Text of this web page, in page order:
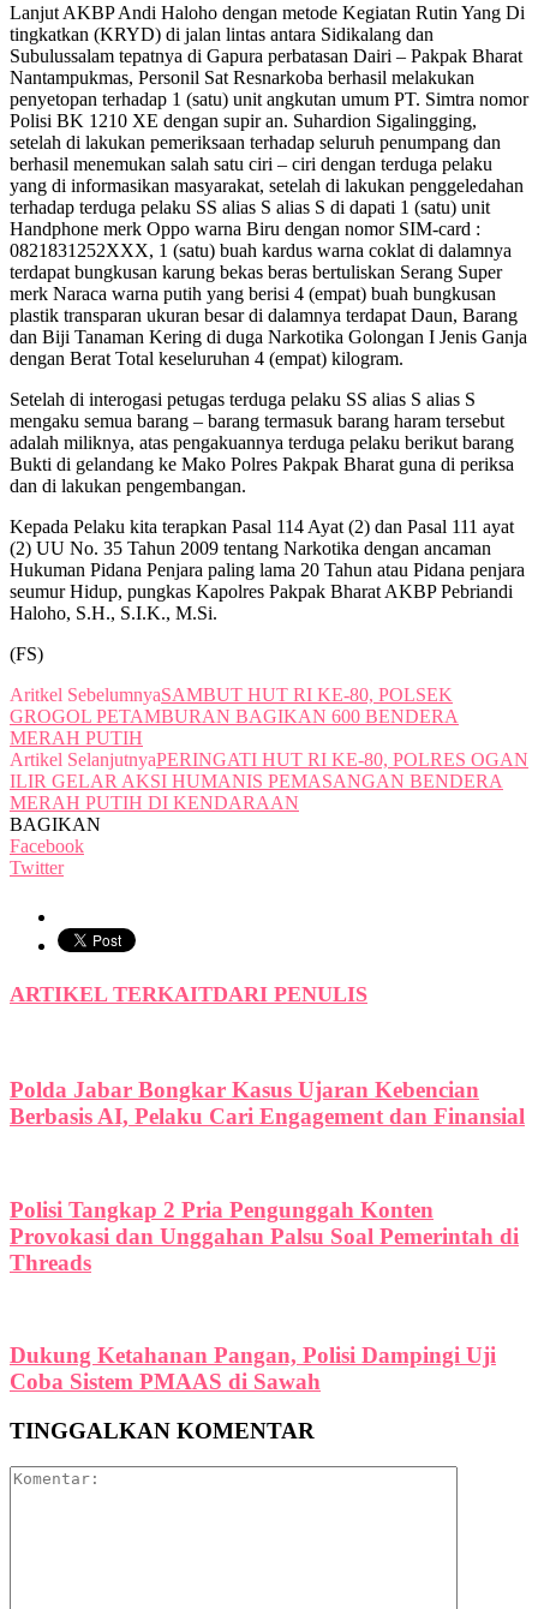
Lanjut AKBP Andi Haloho dengan metode Kegiatan Rutin Yang Di
tingkatkan (KRYD) di jalan lintas antara Sidikalang dan
Subulussalam tepatnya di Gapura perbatasan Dairi – Pakpak Bharat
Nantampukmas, Personil Sat Resnarkoba berhasil melakukan
penyetopan terhadap 1 (satu) unit angkutan umum PT. Simtra nomor
Polisi BK 1210 XE dengan supir an. Suhardion Sigalingging,
setelah di lakukan pemeriksaan terhadap seluruh penumpang dan
berhasil menemukan salah satu ciri – ciri dengan terduga pelaku
yang di informasikan masyarakat, setelah di lakukan penggeledahan
terhadap terduga pelaku SS alias S alias S di dapati 1 (satu) unit
Handphone merk Oppo warna Biru dengan nomor SIM-card :
0821831252XXX, 1 (satu) buah kardus warna coklat di dalamnya
terdapat bungkusan karung bekas beras bertuliskan Serang Super
merk Naraca warna putih yang berisi 4 (empat) buah bungkusan
plastik transparan ukuran besar di dalamnya terdapat Daun, Barang
dan Biji Tanaman Kering di duga Narkotika Golongan I Jenis Ganja
dengan Berat Total keseluruhan 4 (empat) kilogram.
Setelah di interogasi petugas terduga pelaku SS alias S alias S
mengaku semua barang – barang termasuk barang haram tersebut
adalah miliknya, atas pengakuannya terduga pelaku berikut barang
Bukti di gelandang ke Mako Polres Pakpak Bharat guna di periksa
dan di lakukan pengembangan.
Kepada Pelaku kita terapkan Pasal 114 Ayat (2) dan Pasal 111 ayat
(2) UU No. 35 Tahun 2009 tentang Narkotika dengan ancaman
Hukuman Pidana Penjara paling lama 20 Tahun atau Pidana penjara
seumur Hidup, pungkas Kapolres Pakpak Bharat AKBP Pebriandi
Haloho, S.H., S.I.K., M.Si.
(FS)
Aritkel SebelumnyaSAMBUT HUT RI KE-80, POLSEK
GROGOL PETAMBURAN BAGIKAN 600 BENDERA
MERAH PUTIH
Artikel SelanjutnyaPERINGATI HUT RI KE-80, POLRES OGAN
ILIR GELAR AKSI HUMANIS PEMASANGAN BENDERA
MERAH PUTIH DI KENDARAAN
BAGIKAN
Facebook
Twitter
ARTIKEL TERKAITDARI PENULIS
Polda Jabar Bongkar Kasus Ujaran Kebencian
Berbasis AI, Pelaku Cari Engagement dan Finansial
Polisi Tangkap 2 Pria Pengunggah Konten
Provokasi dan Unggahan Palsu Soal Pemerintah di
Threads
Dukung Ketahanan Pangan, Polisi Dampingi Uji
Coba Sistem PMAAS di Sawah
TINGGALKAN KOMENTAR